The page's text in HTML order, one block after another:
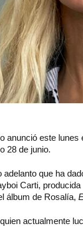
anunció este
28 de junio.
que ha
Carti,
álbum de Rosalía,
actualmente